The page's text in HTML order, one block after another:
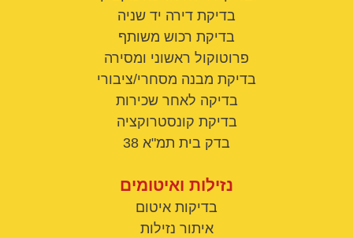
בדיקת דירה יד שניה
בדיקת רכוש משותף
פרוטוקול ראשוני ומסירה
בדיקת מבנה מסחרי/ציבורי
בדיקה לאחר שכירות
בדיקת קונסטרוקציה
בדק בית תמ"א 38
נזילות ואיטומים
בדיקות איטום
איתור נזילות